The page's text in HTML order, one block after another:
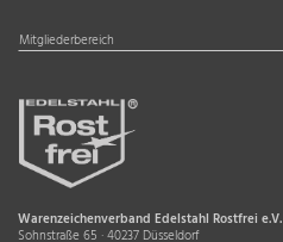
Mitgliederbereich
Warenzeichenverband Edelstahl Rostfrei e.V.
Sohnstraße 65 · 40237 Düsseldorf